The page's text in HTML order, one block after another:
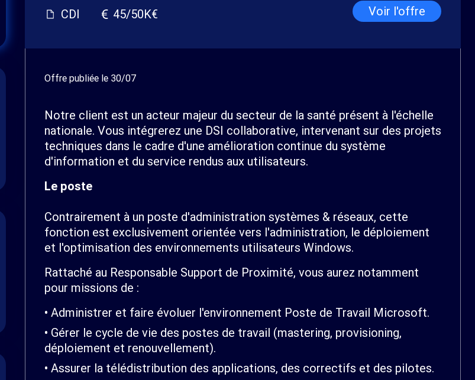
CDI
45/50K€ Voir l'offre
Offre publiée le 30/07
Notre client est un acteur majeur du secteur de la santé présent à l'échelle
nationale. Vous intégrerez une DSI collaborative, intervenant sur des projets
techniques dans le cadre d'une amélioration continue du système
d'information et du service rendus aux utilisateurs.
Le poste
Contrairement à un poste d'administration systèmes & réseaux, cette
fonction est exclusivement orientée vers l'administration, le déploiement
et l'optimisation des environnements utilisateurs Windows.
Rattaché au Responsable Support de Proximité, vous aurez notamment
pour missions de :
Administrer et faire évoluer l'environnement Poste de Travail Microsoft.
Gérer le cycle de vie des postes de travail (mastering, provisioning,
déploiement et renouvellement).
Assurer la télédistribution des applications, des correctifs et des pilotes.